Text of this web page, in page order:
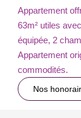
Appartement
63m² utiles
équipée, 2
Appartement
commodités.
Nos